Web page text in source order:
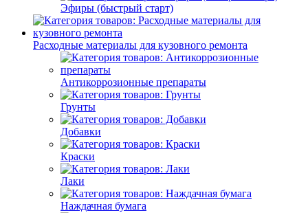
Эфиры (быстрый старт)
Расходные материалы для кузовного ремонта
Антикоррозионные препараты
Грунты
Добавки
Краски
Лаки
Наждачная бумага